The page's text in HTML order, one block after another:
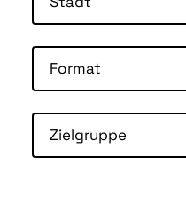
Format
Zielgruppe